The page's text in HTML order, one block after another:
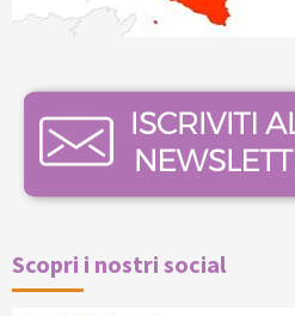
Scopri i nostri social